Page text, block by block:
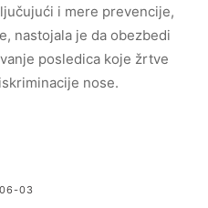
i mere prevencije,
nastojala je da obezbedi
posledica koje žrtve
nose.
03